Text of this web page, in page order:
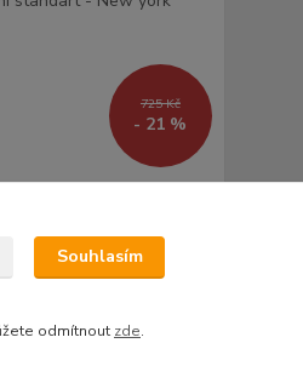
725 Kč
- 21 %
do týdne
do košíku
Souhlasím
odmítnout zde.